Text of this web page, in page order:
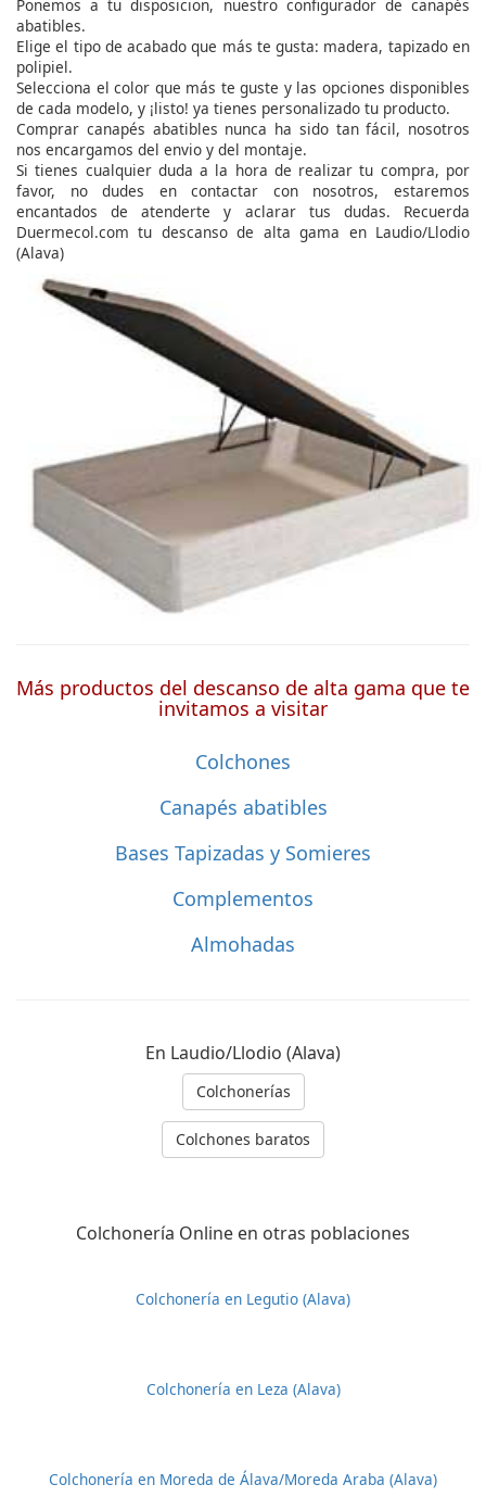
Ponemos a tu disposicion, nuestro configurador de canapés
abatibles.
Elige el tipo de acabado que más te gusta: madera, tapizado en
polipiel.
Selecciona el color que más te guste y las opciones disponibles
de cada modelo, y ¡listo! ya tienes personalizado tu producto.
Comprar canapés abatibles nunca ha sido tan fácil, nosotros
nos encargamos del envio y del montaje.
Si tienes cualquier duda a la hora de realizar tu compra, por
favor, no dudes en contactar con nosotros, estaremos
encantados de atenderte y aclarar tus dudas. Recuerda
Duermecol.com tu descanso de alta gama en Laudio/Llodio
(Alava)
Más productos del descanso de alta gama que te
invitamos a visitar
Colchones
Canapés abatibles
Bases Tapizadas y Somieres
Complementos
Almohadas
En Laudio/Llodio (Alava)
Colchonerías
Colchones baratos
Colchonería Online en otras poblaciones
Colchonería en Legutio (Alava)
Colchonería en Leza (Alava)
Colchonería en Moreda de Álava/Moreda Araba (Alava)